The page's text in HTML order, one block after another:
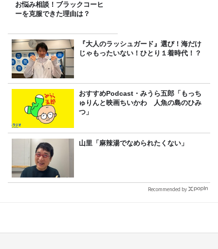
お悩み相談！ブラックコーヒ
ーを克服できた理由は？
『大人のラッシュガード』選び！海だけ
じゃもったいない！ひとり１着時代！？
おすすめPodcast・みうら五郎「もっち
ゅりんと映画ちいかわ 人魚の島のひみ
つ」
山里「麻辣湯でなめられたくない」
Recommended by